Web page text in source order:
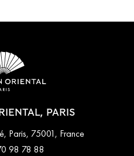
PARIS
Paris, 75001, France
98 78 88